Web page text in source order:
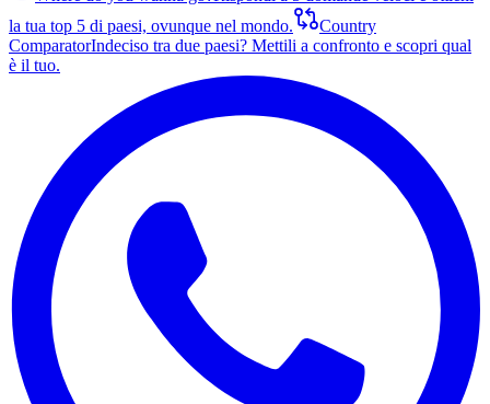
la tua top 5 di paesi, ovunque nel mondo.
Country
ComparatorIndeciso tra due paesi? Mettili a confronto e scopri qual
è il tuo.